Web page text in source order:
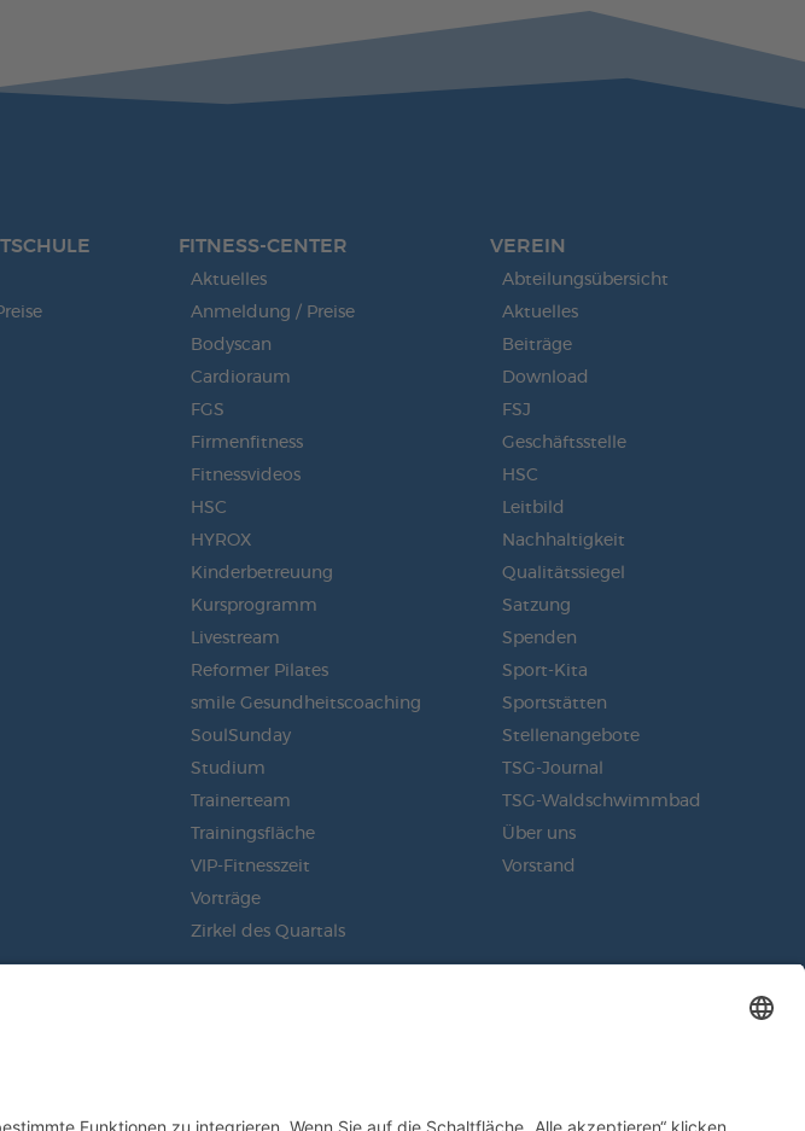
FITNESS-CENTER
Aktuelles
Anmeldung / Preise
Bodyscan
Cardioraum
FGS
Firmenfitness
Fitnessvideos
HSC
HYROX
Kinderbetreuung
Kursprogramm
Livestream
Reformer Pilates
smile Gesundheitscoaching
SoulSunday
Studium
Trainerteam
Trainingsfläche
VIP-Fitnesszeit
Vorträge
Zirkel des Quartals
VEREIN
Abteilungsübersicht
Aktuelles
Beiträge
Download
FSJ
Geschäftsstelle
HSC
Leitbild
Nachhaltigkeit
Qualitätssiegel
Satzung
Spenden
Sport-Kita
Sportstätten
Stellenangebote
TSG-Journal
TSG-Waldschwimmbad
Über uns
Vorstand